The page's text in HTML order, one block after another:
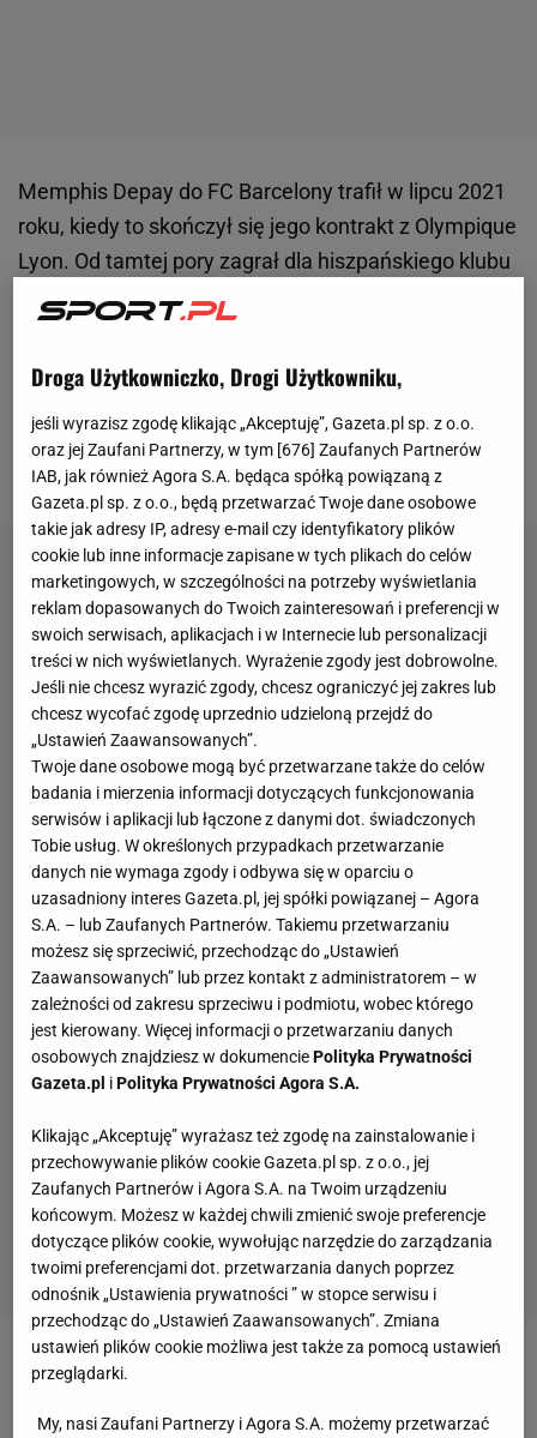
Memphis Depay do FC Barcelony trafił w lipcu 2021
roku, kiedy to skończył się jego kontrakt z Olympique
Lyon. Od tamtej pory zagrał dla hiszpańskiego klubu
41meczów , w których zdobył 14 goli i zaliczył dwie
szans od trenera Xaviego, a jego kontrakt z klubem
ostatnią szansę, by zarobić na jego sprzedaży, ale
zawodnik odrzuca wszystkie przychodzące oferty.
Zobacz wideo
Droga Użytkowniczko, Drogi Użytkowniku,
jeśli wyrazisz zgodę klikając „Akceptuję”, Gazeta.pl sp. z o.o.
oraz jej Zaufani Partnerzy, w tym [676] Zaufanych Partnerów
IAB, jak również Agora S.A. będąca spółką powiązaną z
Gazeta.pl sp. z o.o., będą przetwarzać Twoje dane osobowe
takie jak adresy IP, adresy e-mail czy identyfikatory plików
cookie lub inne informacje zapisane w tych plikach do celów
marketingowych, w szczególności na potrzeby wyświetlania
reklam dopasowanych do Twoich zainteresowań i preferencji w
swoich serwisach, aplikacjach i w Internecie lub personalizacji
treści w nich wyświetlanych. Wyrażenie zgody jest dobrowolne.
Jeśli nie chcesz wyrazić zgody, chcesz ograniczyć jej zakres lub
chcesz wycofać zgodę uprzednio udzieloną przejdź do
„Ustawień Zaawansowanych”.
Twoje dane osobowe mogą być przetwarzane także do celów
badania i mierzenia informacji dotyczących funkcjonowania
serwisów i aplikacji lub łączone z danymi dot. świadczonych
Tobie usług. W określonych przypadkach przetwarzanie
danych nie wymaga zgody i odbywa się w oparciu o
uzasadniony interes Gazeta.pl, jej spółki powiązanej – Agora
S.A. – lub Zaufanych Partnerów. Takiemu przetwarzaniu
możesz się sprzeciwić, przechodząc do „Ustawień
Zaawansowanych” lub przez kontakt z administratorem – w
zależności od zakresu sprzeciwu i podmiotu, wobec którego
jest kierowany. Więcej informacji o przetwarzaniu danych
osobowych znajdziesz w dokumenciePolityka Prywatności
Gazeta.pl iPolityka Prywatności Agora S.A.
Klikając „Akceptuję” wyrażasz też zgodę na zainstalowanie i
przechowywanie plików cookie Gazeta.pl sp. z o.o., jej
Zaufanych Partnerów i Agora S.A. na Twoim urządzeniu
końcowym. Możesz w każdej chwili zmienić swoje preferencje
dotyczące plików cookie, wywołując narzędzie do zarządzania
twoimi preferencjami dot. przetwarzania danych poprzez
odnośnik „Ustawienia prywatności ” w stopce serwisu i
przechodząc do „Ustawień Zaawansowanych”. Zmiana
ustawień plików cookie możliwa jest także za pomocą ustawień
przeglądarki.
My, nasi Zaufani Partnerzy i Agora S.A. możemy przetwarzać